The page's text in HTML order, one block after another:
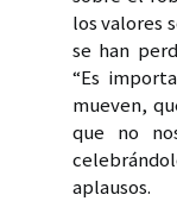
los valores
se han
“Es
mueven,
que no
aplausos.